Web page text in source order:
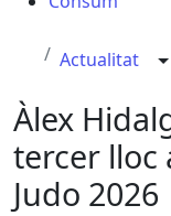
Actualitat
Àlex
tercer lloc
Judo 2026